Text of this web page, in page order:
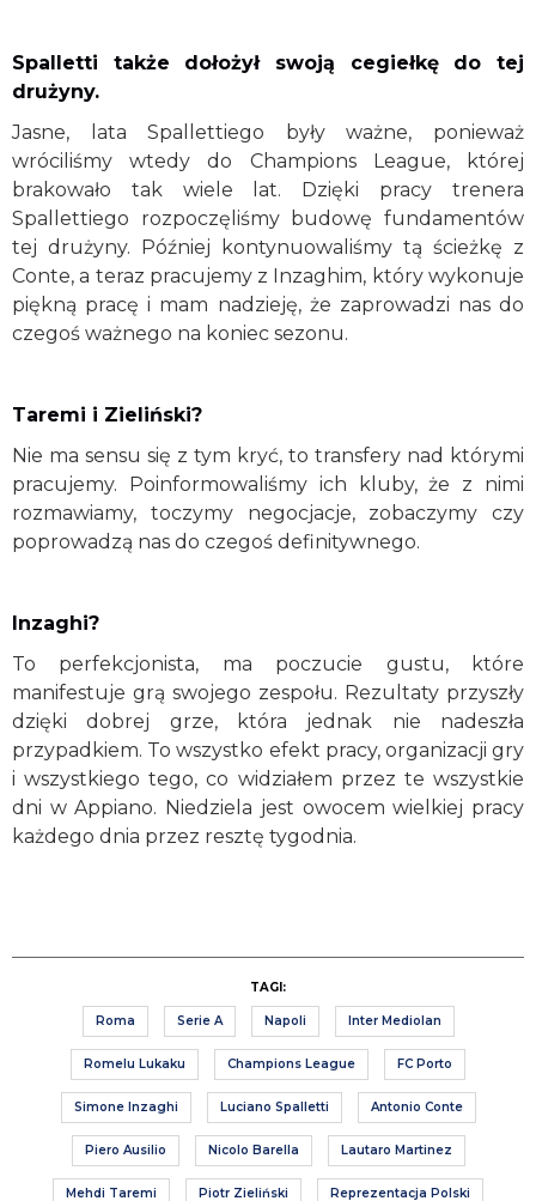
Spalletti także dołożył swoją cegiełkę do tej
drużyny.
Jasne, lata Spallettiego były ważne, ponieważ
wróciliśmy wtedy do Champions League, której
brakowało tak wiele lat. Dzięki pracy trenera
Spallettiego rozpoczęliśmy budowę fundamentów
tej drużyny. Później kontynuowaliśmy tą ścieżkę z
Conte, a teraz pracujemy z Inzaghim, który wykonuje
piękną pracę i mam nadzieję, że zaprowadzi nas do
czegoś ważnego na koniec sezonu.
Taremi i Zieliński?
Nie ma sensu się z tym kryć, to transfery nad którymi
pracujemy. Poinformowaliśmy ich kluby, że z nimi
rozmawiamy, toczymy negocjacje, zobaczymy czy
poprowadzą nas do czegoś definitywnego.
Inzaghi?
To perfekcjonista, ma poczucie gustu, które
manifestuje grą swojego zespołu. Rezultaty przyszły
dzięki dobrej grze, która jednak nie nadeszła
przypadkiem. To wszystko efekt pracy, organizacji gry
i wszystkiego tego, co widziałem przez te wszystkie
dni w Appiano. Niedziela jest owocem wielkiej pracy
każdego dnia przez resztę tygodnia.
TAGI:
Roma Serie A Napoli Inter Mediolan
Romelu Lukaku Champions League FC Porto
Simone Inzaghi Luciano Spalletti Antonio Conte
Piero Ausilio Nicolo Barella Lautaro Martinez
Mehdi Taremi Piotr Zieliński Reprezentacja Polski